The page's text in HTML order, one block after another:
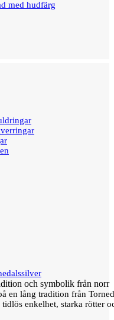
och symbolik från norr
en lång tradition från
enkelhet, starka rötter